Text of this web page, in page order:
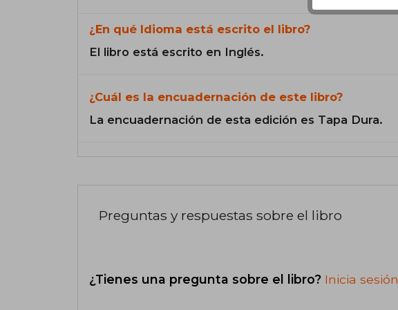
¿En qué Idioma está escrito el libro?
El libro está escrito en Inglés.
¿Cuál es la encuadernación de este libro?
La encuadernación de esta edición es Tapa Dura.
Preguntas y respuestas sobre el libro
¿Tienes una pregunta sobre el libro? Inicia sesión